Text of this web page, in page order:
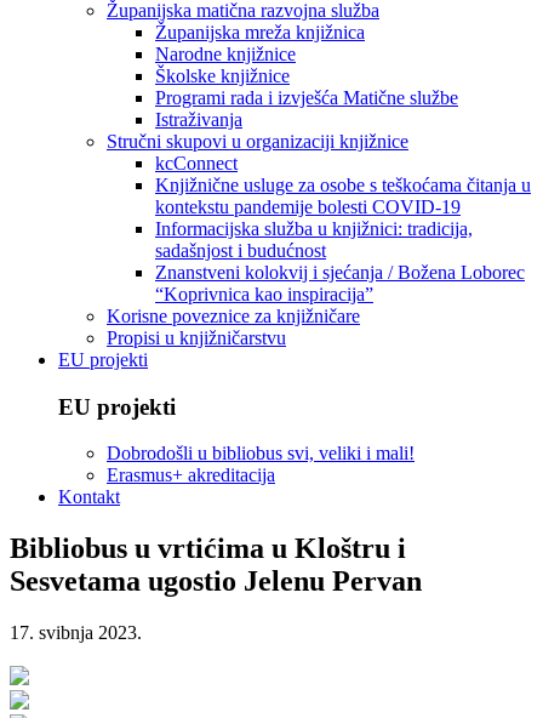
Županijska matična razvojna služba
Županijska mreža knjižnica
Narodne knjižnice
Školske knjižnice
Programi rada i izvješća Matične službe
Istraživanja
Stručni skupovi u organizaciji knjižnice
kcConnect
Knjižnične usluge za osobe s teškoćama čitanja u
kontekstu pandemije bolesti COVID-19
Informacijska služba u knjižnici: tradicija,
sadašnjost i budućnost
Znanstveni kolokvij i sjećanja / Božena Loborec
“Koprivnica kao inspiracija”
Korisne poveznice za knjižničare
Propisi u knjižničarstvu
EU projekti
EU projekti
Dobrodošli u bibliobus svi, veliki i mali!
Erasmus+ akreditacija
Kontakt
Bibliobus u vrtićima u Kloštru i
Sesvetama ugostio Jelenu Pervan
17. svibnja 2023.